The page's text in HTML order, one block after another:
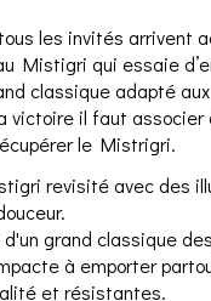
les invités arrivent
Mistigri qui essaie
classique adapté
victoire il faut associer
le Mistrigri.
revisité avec des
d'un grand classique
à emporter
et résistantes.